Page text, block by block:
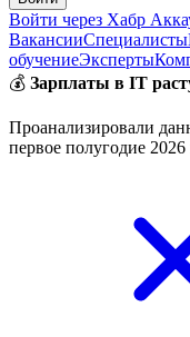
Войти через Хабр
ВакансииСпециалисты
обучениеЭксперты
💰 Зарплаты в IT
Проанализировали
первое полугодие